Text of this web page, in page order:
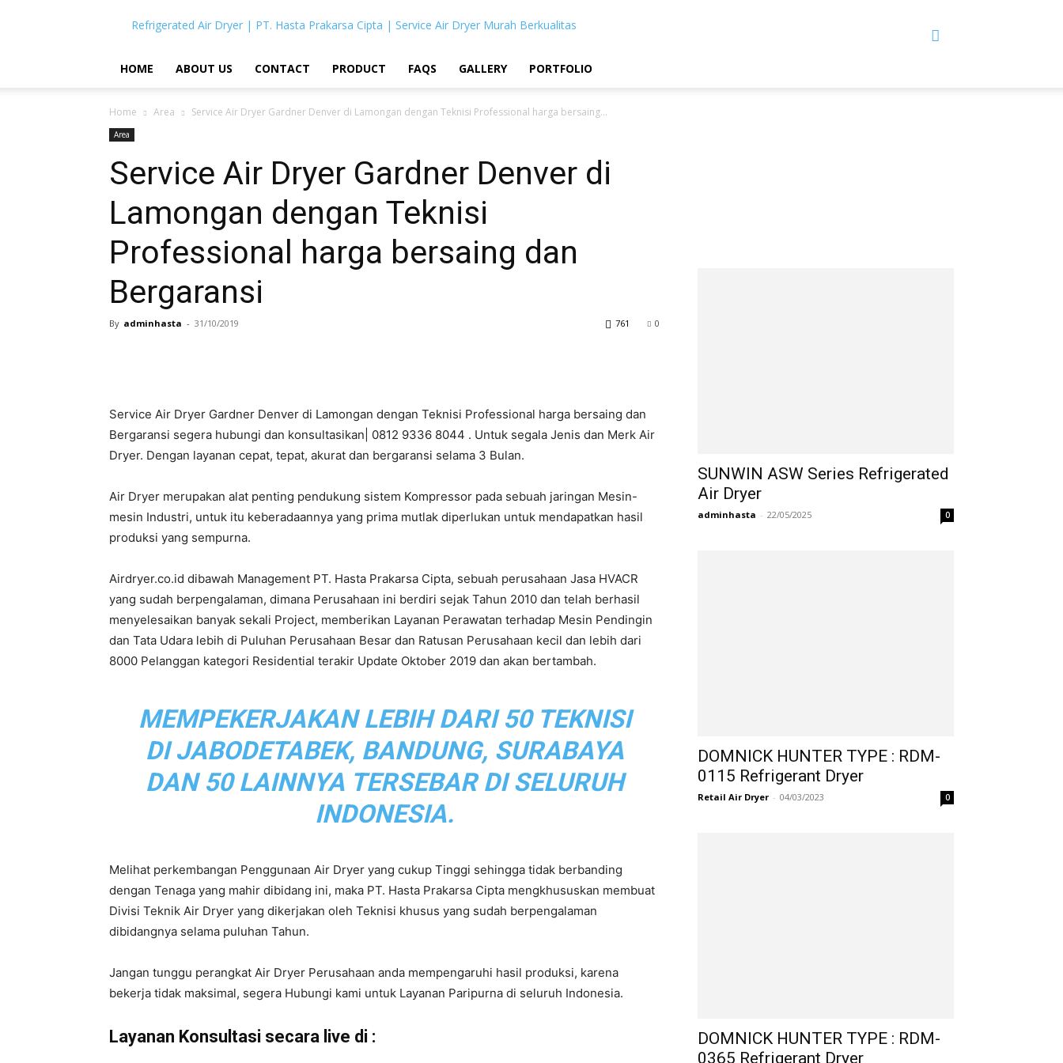
Refrigerated Air Dryer | PT. Hasta Prakarsa Cipta | Service Air Dryer Murah Berkualitas
HOME ABOUT US CONTACT PRODUCT FAQS GALLERY PORTFOLIO
Home Area Service Air Dryer Gardner Denver di Lamongan dengan Teknisi Professional harga bersaing...
Area
Service Air Dryer Gardner Denver di
Lamongan dengan Teknisi
Professional harga bersaing dan
Bergaransi
By adminhasta - 31/10/2019 0
761
Service Air Dryer Gardner Denver di Lamongan dengan Teknisi Professional harga bersaing dan
Bergaransi segera hubungi dan konsultasikan| 0812 9336 8044 . Untuk segala Jenis dan Merk Air
Dryer. Dengan layanan cepat, tepat, akurat dan bergaransi selama 3 Bulan.
Air Dryer merupakan alat penting pendukung sistem Kompressor pada sebuah jaringan Mesin-
mesin Industri, untuk itu keberadaannya yang prima mutlak diperlukan untuk mendapatkan hasil
produksi yang sempurna.
Airdryer.co.id dibawah Management PT. Hasta Prakarsa Cipta, sebuah perusahaan Jasa HVACR
yang sudah berpengalaman, dimana Perusahaan ini berdiri sejak Tahun 2010 dan telah berhasil
menyelesaikan banyak sekali Project, memberikan Layanan Perawatan terhadap Mesin Pendingin
dan Tata Udara lebih di Puluhan Perusahaan Besar dan Ratusan Perusahaan kecil dan lebih dari
8000 Pelanggan kategori Residential terakir Update Oktober 2019 dan akan bertambah.
MEMPEKERJAKAN LEBIH DARI 50 TEKNISI
DI JABODETABEK, BANDUNG, SURABAYA
DAN 50 LAINNYA TERSEBAR DI SELURUH
INDONESIA.
Melihat perkembangan Penggunaan Air Dryer yang cukup Tinggi sehingga tidak berbanding
dengan Tenaga yang mahir dibidang ini, maka PT. Hasta Prakarsa Cipta mengkhususkan membuat
Divisi Teknik Air Dryer yang dikerjakan oleh Teknisi khusus yang sudah berpengalaman
dibidangnya selama puluhan Tahun.
Jangan tunggu perangkat Air Dryer Perusahaan anda mempengaruhi hasil produksi, karena
bekerja tidak maksimal, segera Hubungi kami untuk Layanan Paripurna di seluruh Indonesia.
Layanan Konsultasi secara live di :
SUNWIN ASW Series Refrigerated
Air Dryer
adminhasta - 22/05/2025 0
DOMNICK HUNTER TYPE : RDM-
0115 Refrigerant Dryer
Retail Air Dryer - 04/03/2023 0
DOMNICK HUNTER TYPE : RDM-
0365 Refrigerant Dryer